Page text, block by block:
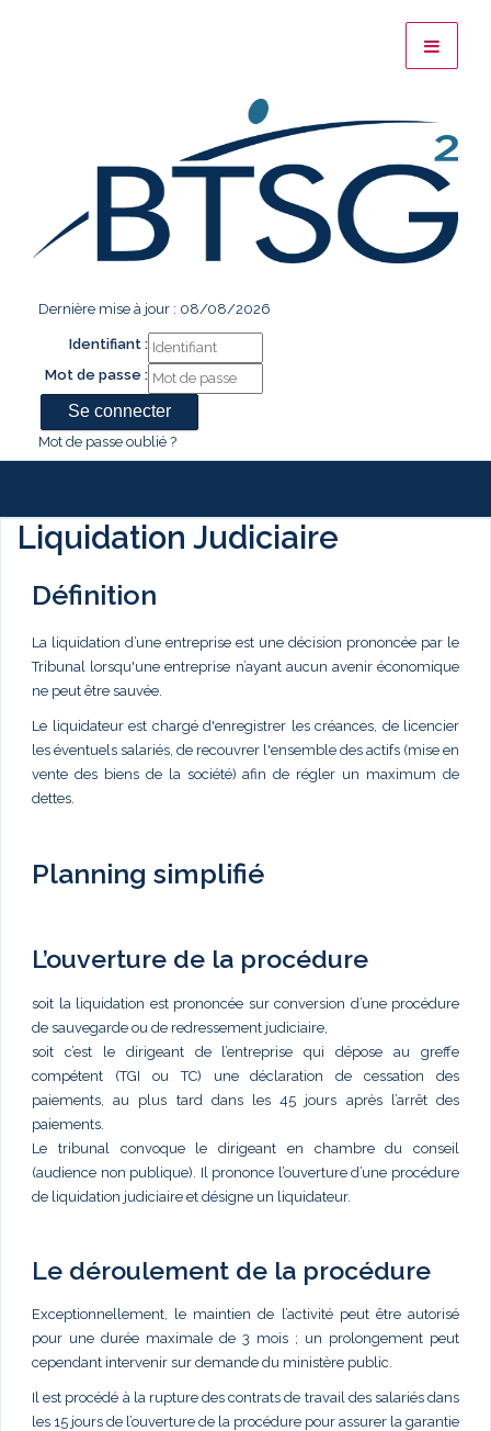
Dernière mise à jour : 08/08/2026
Identifiant :
Mot de passe :
Mot de passe oublié ?
Liquidation Judiciaire
Définition
La liquidation d’une entreprise est une décision prononcée par le
Tribunal lorsqu'une entreprise n’ayant aucun avenir économique
ne peut être sauvée.
Le liquidateur est chargé d'enregistrer les créances, de licencier
les éventuels salariés, de recouvrer l'ensemble des actifs (mise en
vente des biens de la société) afin de régler un maximum de
dettes.
Planning simplifié
L’ouverture de la procédure
soit la liquidation est prononcée sur conversion d’une procédure
de sauvegarde ou de redressement judiciaire,
soit c’est le dirigeant de l’entreprise qui dépose au greffe
compétent (TGI ou TC) une déclaration de cessation des
paiements, au plus tard dans les 45 jours après l’arrêt des
paiements.
Le tribunal convoque le dirigeant en chambre du conseil
(audience non publique). Il prononce l’ouverture d’une procédure
de liquidation judiciaire et désigne un liquidateur.
Le déroulement de la procédure
Exceptionnellement, le maintien de l’activité peut être autorisé
pour une durée maximale de 3 mois ; un prolongement peut
cependant intervenir sur demande du ministère public.
Il est procédé à la rupture des contrats de travail des salariés dans
les 15 jours de l’ouverture de la procédure pour assurer la garantie